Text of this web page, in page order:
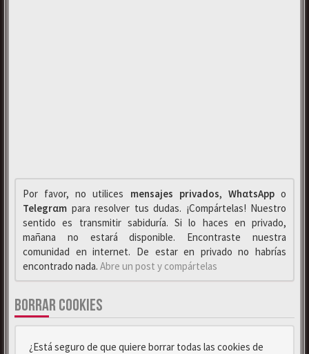
Por favor, no utilices mensajes privados, WhαtsAppo
Telegrαm para resolver tus dudas. ¡Compártelas! Nuestro
sentido es transmitir sabiduría. Si lo haces en privado,
mañana no estará disponible. Encontraste nuestra
comunidad en internet. De estar en privado no habrías
encontrado nada. Abre un post y compártelas
BORRAR COOKIES
¿Está seguro de que quiere borrar todas las cookies de